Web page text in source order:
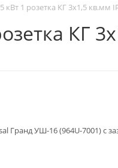
1 розетка КГ 3х1,5 кв.мм
КГ
Гранд УШ-16 (964U-7001) с